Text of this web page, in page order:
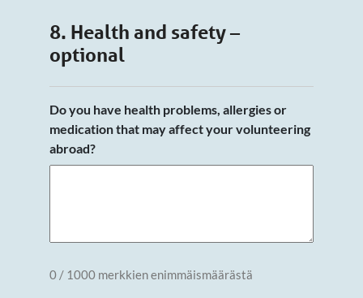
8. Health and safety –
optional
Do you have health problems, allergies or
medication that may affect your volunteering
abroad?
0 / 1000 merkkien enimmäismäärästä